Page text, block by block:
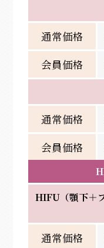
通常価格
会員価格
通常価格
会員価格
HIFU（顎下＋
通常価格